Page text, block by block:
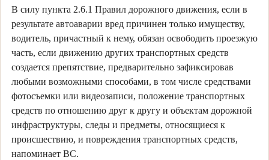
В силу пункта 2.6.1 Правил дорожного движения, если в
результате автоаварии вред причинен только имуществу,
водитель, причастный к нему, обязан освободить проезжую
часть, если движению других транспортных средств
создается препятствие, предварительно зафиксировав
любыми возможными способами, в том числе средствами
фотосъемки или видеозаписи, положение транспортных
средств по отношению друг к другу и объектам дорожной
инфраструктуры, следы и предметы, относящиеся к
происшествию, и повреждения транспортных средств,
напоминает ВС.